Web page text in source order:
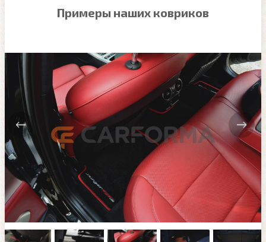
Примеры наших ковриков